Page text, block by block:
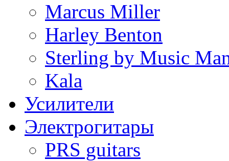
Marcus Miller
Harley Benton
Sterling by Music
Kala
Усилители
Электрогитары
PRS guitars